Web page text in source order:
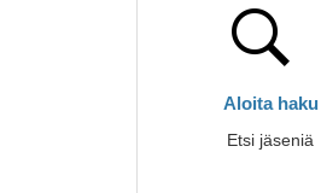
Aloita haku
Etsi jäseniä